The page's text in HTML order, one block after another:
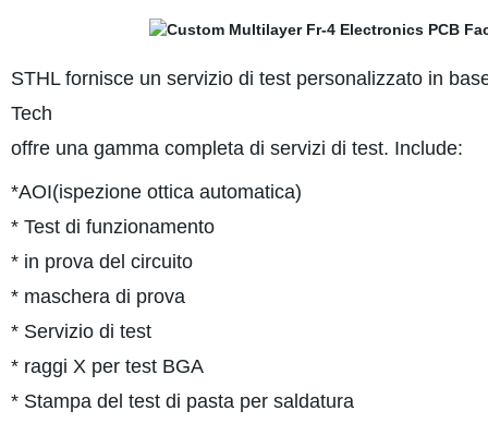
STHL fornisce un servizio di test personalizzato in
Tech
offre una gamma completa di servizi di test. Include:
*AOI(ispezione ottica automatica)
* Test di funzionamento
* in prova del circuito
* maschera di prova
* Servizio di test
* raggi X per test BGA
* Stampa del test di pasta per saldatura